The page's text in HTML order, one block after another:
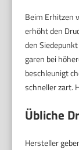
Beim Erhitzen
erhöht den
den
garen bei
beschleunigt
schneller zart.
Übliche
Hersteller